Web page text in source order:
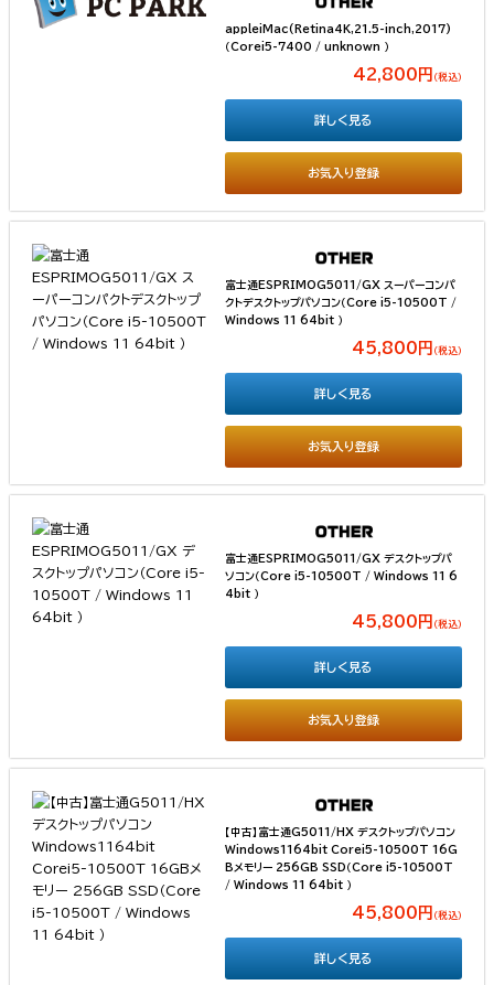
appleiMac(Retina4K,21.5-inch,2017)
（Corei5-7400 / unknown ）
42,800円 （税込）
お気入り登録
詳しく見る
富士通ESPRIMOG5011/GX スーパーコンパ
クトデスクトップパソコン（Core i5-10500T /
Windows 11 64bit ）
45,800円 （税込）
お気入り登録
詳しく見る
富士通ESPRIMOG5011/GX デスクトップパ
ソコン（Core i5-10500T / Windows 11 6
4bit ）
45,800円 （税込）
お気入り登録
詳しく見る
【中古】富士通G5011/HX デスクトップパソコン
Windows1164bit Corei5-10500T 16G
Bメモリー 256GB SSD（Core i5-10500T
/ Windows 11 64bit ）
45,800円 （税込）
詳しく見る